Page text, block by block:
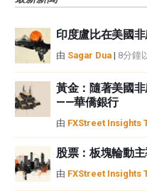
觀點，並不代表FXStreet或其廣告
如果文章正文中沒有明確提到，在
中都沒有頭寸，也沒有與文中提到
者沒有收到撰寫這篇文章的報酬。
FXStreet和作者不提供個性化的建
性不作任何陳述。FXStreet和作者
或損害由此資訊及其顯示或使用引
FXStreet並非註冊投資顧問，本文
印度盧比在美國
由 Sagar Dua | 8分鐘
黃金：隨著美國
——華僑銀行
由 FXStreet Insights
股票：板塊輪動
由 FXStreet Insights